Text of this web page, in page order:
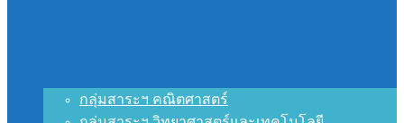
กลุ่มสาระฯ คณิตศาสตร์